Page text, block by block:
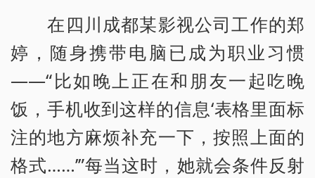
在四川成都某影视公司工作的郑
婷，随身携带电脑已成为职业习惯
——“比如晚上正在和朋友一起吃晚
饭，手机收到这样的信息‘表格里面标
注的地方麻烦补充一下，按照上面的
格式……’”每当这时，她就会条件反射